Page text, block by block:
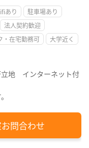
あり
駐車場あり
法人契約歓迎
・在宅勤務可
大学近く
地 インターネット付
問合わせ